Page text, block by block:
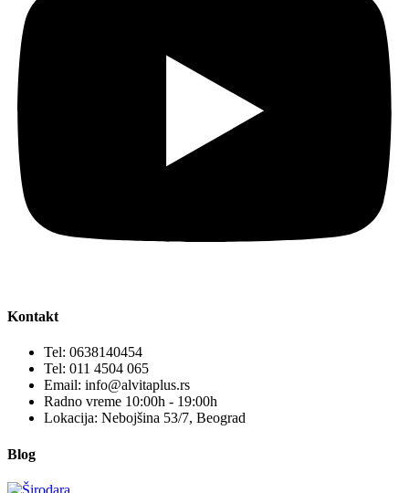
Kontakt
Tel: 0638140454
Tel: 011 4504 065
Email: info@alvitaplus.rs
Radno vreme 10:00h - 19:00h
Lokacija: Nebojšina 53/7, Beograd
Blog